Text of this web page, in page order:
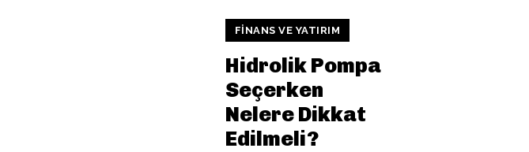
FINANS VE YATIRIM
Hidrolik Pompa
Seçerken
Nelere Dikkat
Edilmeli?